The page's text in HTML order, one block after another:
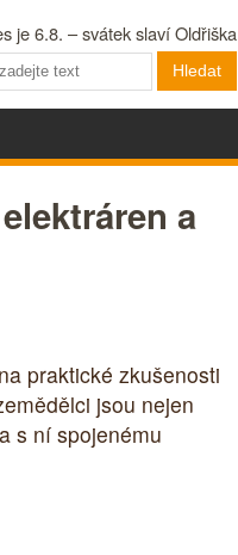
je 6.8. – svátek slaví Oldřiška
Hledat
a
praktické zkušenosti
jsou nejen
s ní spojenému